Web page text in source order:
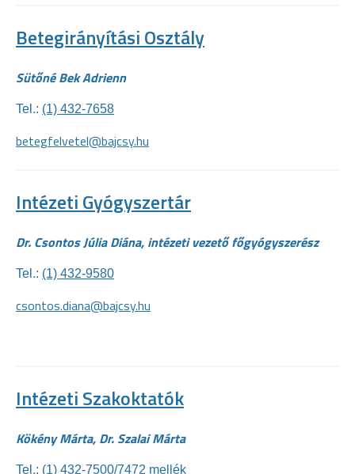
Betegirányítási Osztály
Sütőné Bek Adrienn
Tel.: (1) 432-7658
betegfelvetel@bajcsy.hu
Intézeti Gyógyszertár
Dr. Csontos Júlia Diána, intézeti vezető főgyógyszerész
Tel.: (1) 432-9580
csontos.diana@bajcsy.hu
Intézeti Szakoktatók
Kökény Márta, Dr. Szalai Márta
Tel.: (1) 432-7500/7472 mellék